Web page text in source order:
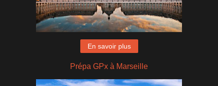
En savoir plus
Prépa GPx à Marseille